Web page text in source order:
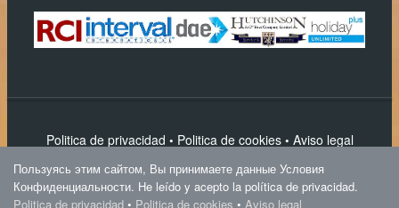
Politica de privacidad • Politica de cookies• Aviso legal
IPS Magnum Theme
Imperial Holiday
Пользуясь этим сайтом, Вы принимаете данные Условия
Конфиденциальности. He leído y acepto la política de privacidad.
Politica de privacidad • Politica de cookies • Aviso legal